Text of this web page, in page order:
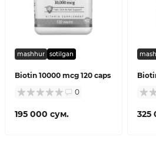
mashhur sotilgan
Biotin 10000 mcg 120 caps
0
195 000 сум. 325